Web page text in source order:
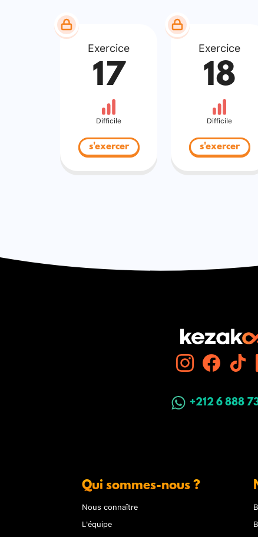
Exercice
17
Difficile
s'exercer
Exercice
18
Difficile
s'exercer
+212 6 888
Qui sommes-nous ?
Nous connaître
L'équipe